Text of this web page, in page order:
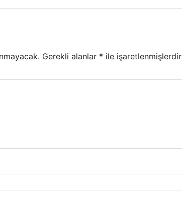
Gerekli alanlar * ile işaretlenmişlerdir